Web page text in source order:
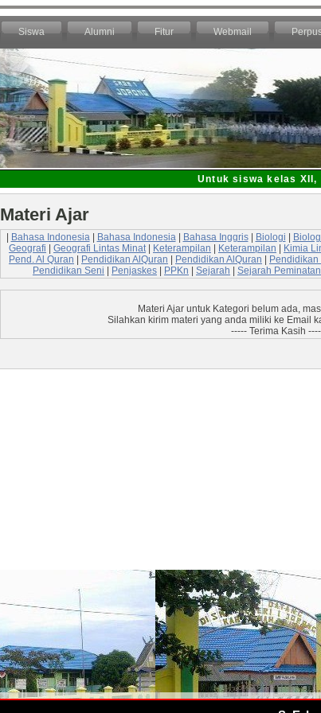
Siswa Alumni Fitur Webmail
Untuk siswa kelas XII,
Materi Ajar
| Bahasa Indonesia | Bahasa Indonesia | Bahasa Inggris| Biologi |
Geografi | Geografi Lintas Minat | Keterampilan | Keterampilan | Kimia
Pend. Al Quran | Pendidikan AlQuran | Pendidikan AlQuran |
Pendidikan Seni | Penjaskes | PPKn | Sejarah | Sejarah Peminatan
Materi Ajar untuk Kategori belum ada,
Silahkan kirim materi yang anda miliki ke Email
----- Terima Kasih